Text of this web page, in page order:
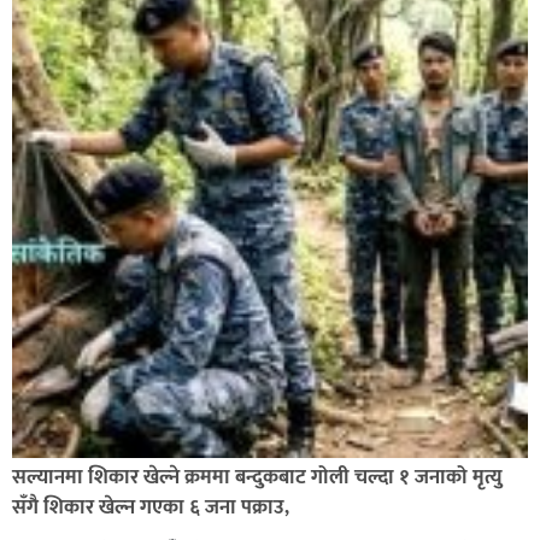
बाँके एसपी अंगुर जिसिको कमान्डमा रहेको प्रहरीले भारतबाट
भन्सार छलिका सामानहरु पक्राउ,
नेपाल प्रहरीमा जवानदेखि डिआईजीसम्म एक हजार ८४८ प्रहरीहरु
विभागीय कारवाहीमा,
सल्यानमा शिकार खेल्ने क्रममा बन्दुकबाट गोली चल्दा १ जनाको मृत्यु
सँगै शिकार खेल्न गएका ६ जना पक्राउ,